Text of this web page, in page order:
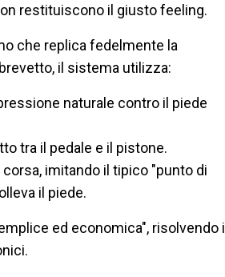
restituiscono il giusto feeling.
che replica fedelmente la
il sistema utilizza:
naturale contro il piede
tra il pedale e il pistone.
imitando il tipico "punto di
il piede.
ed economica", risolvendo i